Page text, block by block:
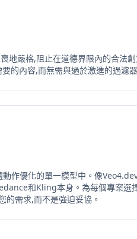
地嚴格,阻止在道德界限內的合法
的內容,而無需與過於激進的過濾
作優化的單一模型中。像
和Kling本身。為每個專案
需求,而不是強迫妥協。